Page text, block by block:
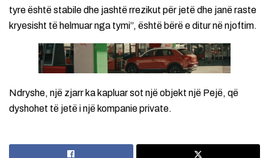
tyre është stabile dhe jashtë rrezikut për jetë dhe janë raste
kryesisht të helmuar nga tymi”, është bërë e ditur në njoftim.
Ndryshe, një zjarr ka kapluar sot një objekt një Pejë, që
dyshohet të jetë i një kompanie private.